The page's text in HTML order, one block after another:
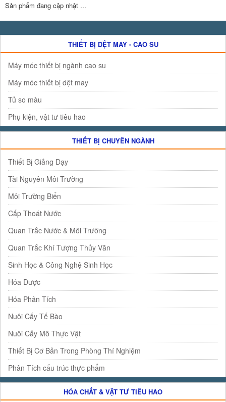
Sản phẩm đang cập nhật ...
THIẾT BỊ DỆT MAY - CAO SU
Máy móc thiết bị ngành cao su
Máy móc thiết bị dệt may
Tủ so màu
Phụ kiện, vật tư tiêu hao
THIẾT BỊ CHUYÊN NGÀNH
Thiết Bị Giảng Dạy
Tài Nguyên Môi Trường
Môi Trường Biển
Cấp Thoát Nước
Quan Trắc Nước & Môi Trường
Quan Trắc Khí Tượng Thủy Văn
Sinh Học & Công Nghệ Sinh Học
Hóa Dược
Hóa Phân Tích
Nuôi Cấy Tế Bào
Nuôi Cấy Mô Thực Vật
Thiết Bị Cơ Bản Trong Phòng Thí Nghiệm
Phân Tích cấu trúc thực phẩm
HÓA CHẤT & VẬT TƯ TIÊU HAO